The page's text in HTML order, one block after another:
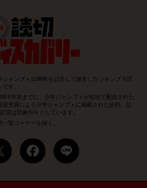
ャンプ＋10周年を記念して誕生したジャンプラ読
す。
8月末までに、少年ジャンプ＋が初出で配信された
受賞により少年ジャンプ＋に掲載された読切、話
切は対象外※としています。
覧コーナーを除く。